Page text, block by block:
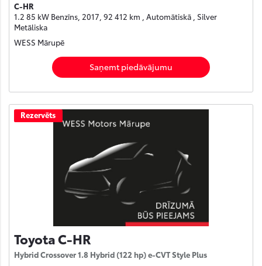
C-HR
1.2 85 kW Benzīns, 2017, 92 412 km , Automātiskā , Silver
Metāliska
WESS Mārupē
Saņemt piedāvājumu
Rezervēts
Toyota C-HR
Hybrid Crossover 1.8 Hybrid (122 hp) e-CVT Style Plus